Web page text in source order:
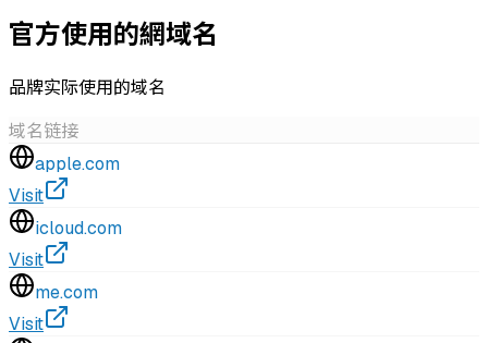
官方使用的網域名
品牌实际使用的域名
域名链接
apple.com
Visit
icloud.com
Visit
me.com
Visit